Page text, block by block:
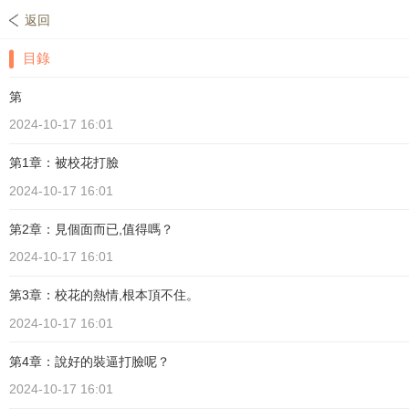
返回
目錄
第
2024-10-17 16:01
第1章：被校花打臉
2024-10-17 16:01
第2章：見個面而已,值得嗎？
2024-10-17 16:01
第3章：校花的熱情,根本頂不住。
2024-10-17 16:01
第4章：說好的裝逼打臉呢？
2024-10-17 16:01